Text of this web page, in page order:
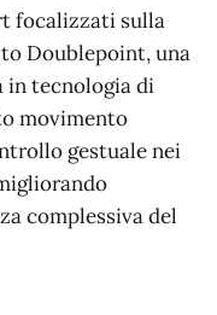
focalizzati sulla
Doublepoint, una
in tecnologia di
movimento
gestuale nei
complessiva del